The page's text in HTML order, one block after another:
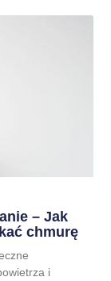
– Jak
chmurę
i